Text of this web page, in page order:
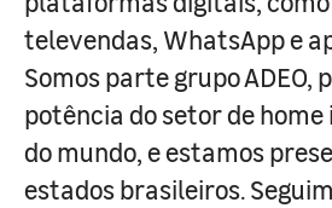
televendas, WhatsApp e
Somos parte grupo
potência do setor de
do mundo, e estamos
estados brasileiros.